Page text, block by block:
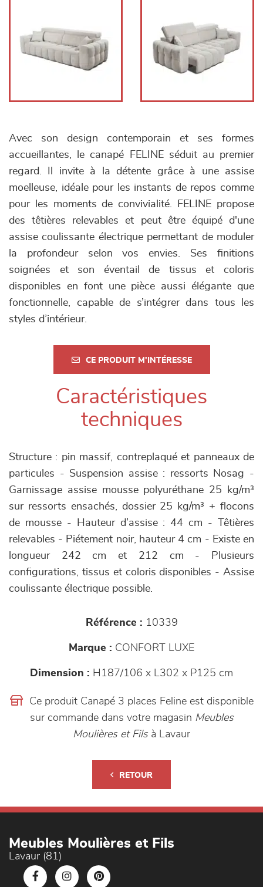
Avec son design contemporain et ses formes
accueillantes, le canapé FELINE séduit au premier
regard. Il invite à la détente grâce à une assise
moelleuse, idéale pour les instants de repos comme
pour les moments de convivialité. FELINE propose
des têtières relevables et peut être équipé d'une
assise coulissante électrique permettant de moduler
la profondeur selon vos envies. Ses finitions
soignées et son éventail de tissus et coloris
disponibles en font une pièce aussi élégante que
fonctionnelle, capable de s’intégrer dans tous les
styles d’intérieur.
CE PRODUIT M'INTÉRESSE
Caractéristiques
techniques
Structure : pin massif, contreplaqué et panneaux de
particules - Suspension assise : ressorts Nosag -
Garnissage assise mousse polyuréthane 25 kg/m³
sur ressorts ensachés, dossier 25 kg/m³ + flocons
de mousse - Hauteur d’assise : 44 cm - Têtières
relevables - Piétement noir, hauteur 4 cm - Existe en
longueur 242 cm et 212 cm - Plusieurs
configurations, tissus et coloris disponibles - Assise
coulissante électrique possible.
Référence : 10339
Marque : CONFORT LUXE
Dimension : H187/106 x L302 x P125 cm
Ce produit Canapé 3 places Feline est disponible
sur commande dans votre magasin Meubles
Moulières et Filsà Lavaur
RETOUR
Meubles Moulières et Fils
Lavaur (81)